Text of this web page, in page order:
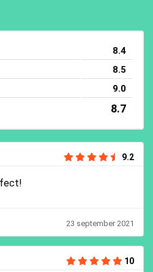
8.4
8.5
9.0
8.7
9.2
23 september 2021
10